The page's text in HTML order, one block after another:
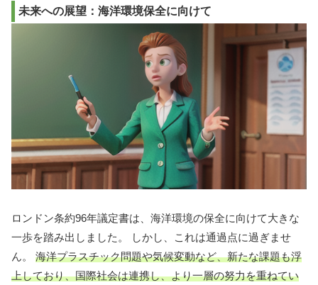
未来への展望：海洋環境保全に向けて
ロンドン条約96年議定書は、海洋環境の保全に向けて大きな
一歩を踏み出しました。 しかし、これは通過点に過ぎませ
ん。 海洋プラスチック問題や気候変動など、新たな課題も浮
上しており、国際社会は連携し、より一層の努力を重ねてい